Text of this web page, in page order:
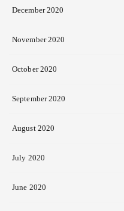
December 2020
November 2020
October 2020
September 2020
August 2020
July 2020
June 2020